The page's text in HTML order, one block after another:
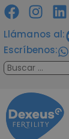
Llámanos al:
Escríbenos: